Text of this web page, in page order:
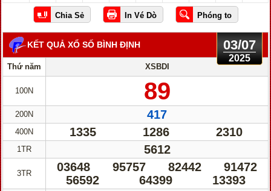
KẾT QUẢ XỔ SỐ BÌNH ĐỊNH 03/07
2025
Thứ năm XSBDI
100N 89
200N 417
400N 1335 1286 2310
1TR 5612
3TR 03648 95757 82442
91472
56592
64399 13393